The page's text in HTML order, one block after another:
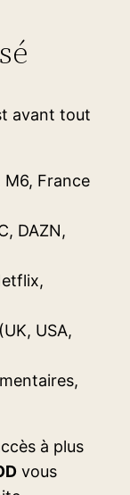
avant tout
M6, France
DAZN,
USA,
à plus
vous